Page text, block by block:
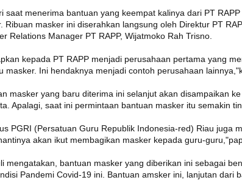
saat menerima bantuan yang keempat kalinya dari PT
Ribuan masker ini diserahkan langsung oleh Direktur PT
Relations Manager PT RAPP, Wijatmoko Rah Trisno.
kepada PT RAPP menjadi perusahaan pertama yang
masker. Ini hendaknya menjadi contoh perusahaan
masker yang baru diterima ini selanjut akan disampaikan
Apalagi, saat ini permintaan bantuan masker itu semakin
PGRI (Persatuan Guru Republik Indonesia-red) Riau juga
akan ikut membagikan masker kepada guru-
mengatakan, bantuan masker yang diberikan ini sebagai
Pandemi Covid-19 ini. Bantuan amsker ini, lanjutan dari